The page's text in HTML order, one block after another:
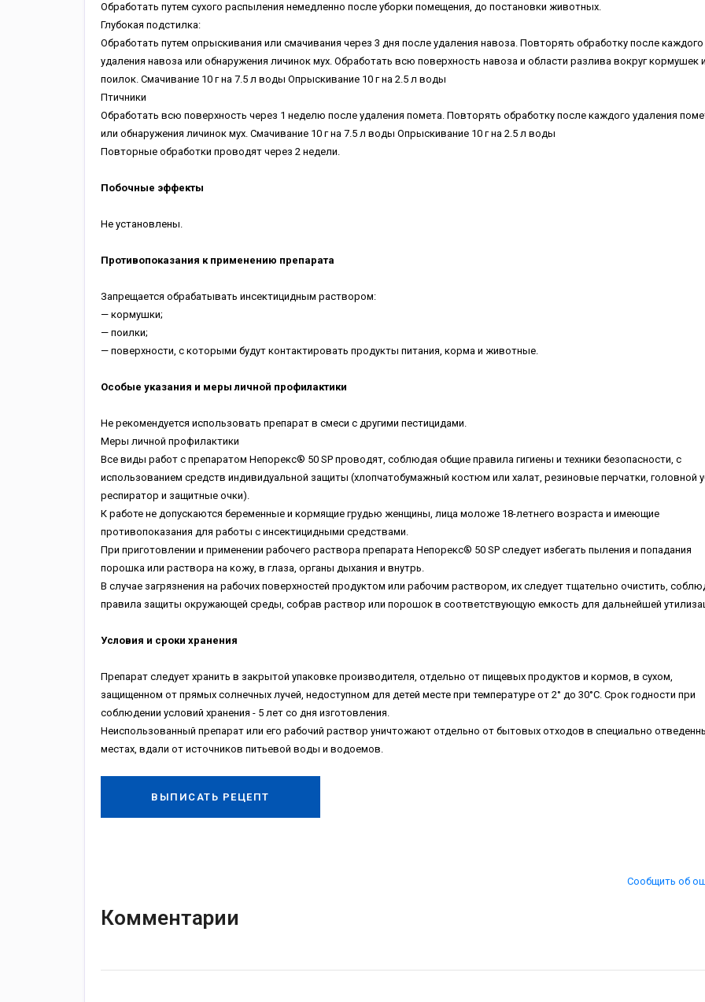
Обработать путем сухого распыления немедленно после уборки помещения, до постановки животных.
Глубокая подстилка:
Обработать путем опрыскивания или смачивания через 3 дня после удаления навоза. Повторять обработку после каждого
удаления навоза или обнаружения личинок мух. Обработать всю поверхность навоза и области разлива вокруг кормушек и
поилок. Смачивание 10 г на 7.5 л воды Опрыскивание 10 г на 2.5 л воды
Птичники
Обработать всю поверхность через 1 неделю после удаления помета. Повторять обработку после каждого удаления
или обнаружения личинок мух. Смачивание 10 г на 7.5 л воды Опрыскивание 10 г на 2.5 л воды
Повторные обработки проводят через 2 недели.
Побочные эффекты
Не установлены.
Противопоказания к применению препарата
Запрещается обрабатывать инсектицидным раствором:
— кормушки;
— поилки;
— поверхности, с которыми будут контактировать продукты питания, корма и животные.
Особые указания и меры личной профилактики
Не рекомендуется использовать препарат в смеси с другими пестицидами.
Меры личной профилактики
Все виды работ с препаратом Непорекс® 50 SP проводят, соблюдая общие правила гигиены и техники безопасности, с
использованием средств индивидуальной защиты (хлопчатобумажный костюм или халат, резиновые перчатки, головной
респиратор и защитные очки).
К работе не допускаются беременные и кормящие грудью женщины, лица моложе 18-летнего возраста и имеющие
противопоказания для работы с инсектицидными средствами.
При приготовлении и применении рабочего раствора препарата Непорекс® 50 SP следует избегать пыления и попадания
порошка или раствора на кожу, в глаза, органы дыхания и внутрь.
В случае загрязнения на рабочих поверхностей продуктом или рабочим раствором, их следует тщательно очистить,
правила защиты окружающей среды, собрав раствор или порошок в соответствующую емкость для дальнейшей
Условия и сроки хранения
Препарат следует хранить в закрытой упаковке производителя, отдельно от пищевых продуктов и кормов, в сухом,
защищенном от прямых солнечных лучей, недоступном для детей месте при температуре от 2° до 30°С. Срок годности при
соблюдении условий хранения - 5 лет со дня изготовления.
Неиспользованный препарат или его рабочий раствор уничтожают отдельно от бытовых отходов в специально
местах, вдали от источников питьевой воды и водоемов.
ВЫПИСАТЬ РЕЦЕПТ
Сообщить об
Комментарии